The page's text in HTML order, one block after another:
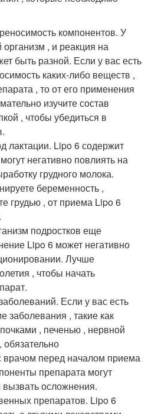
компонентов. У
организм , и реакция на
быть разной. Если у вас есть
каких-либо веществ ,
, то от его применения
изучите состав
, чтобы убедиться в
лактации. Lipo 6 содержит
негативно повлиять на
грудного молока.
беременность ,
грудью , от приема Lipo 6
подростков еще
Lipo 6 может негативно
Лучше
, чтобы начать
Если у вас есть
заболевания , такие как
, печенью , нервной
обязательно
врачом перед началом приема
препарата могут
осложнения.
препаратов. Lipo 6